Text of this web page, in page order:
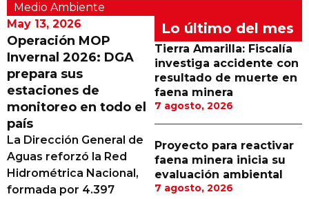
Minería Superficie
Minerí­a Subterránea
Proveedores
Canal Digital
Columnas de Opinión
Designaciones
Medio Ambiente
May 13, 2026
Operación MOP
Invernal 2026: DGA
prepara sus
estaciones de
monitoreo en todo el
país
La Dirección General de
Aguas reforzó la Red
Hidrométrica Nacional,
formada por 4.397
Lo último del mes
Tierra Amarilla: Fiscalía
investiga accidente con
resultado de muerte en
faena minera
7 agosto, 2026
Proyecto para reactivar
faena minera inicia su
evaluación ambiental
7 agosto, 2026